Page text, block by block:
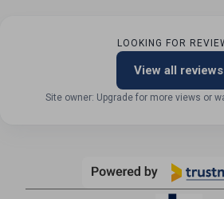
LOOKING FOR
View all reviews
Site owner: Upgrade for more views or